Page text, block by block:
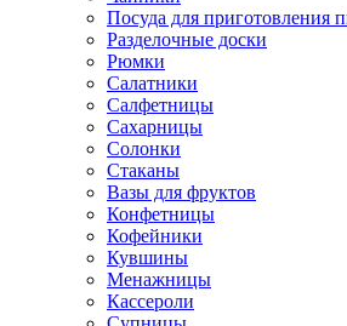
Посуда для приготовления
Разделочные доски
Рюмки
Салатники
Салфетницы
Сахарницы
Солонки
Стаканы
Вазы для фруктов
Конфетницы
Кофейники
Кувшины
Менажницы
Кассероли